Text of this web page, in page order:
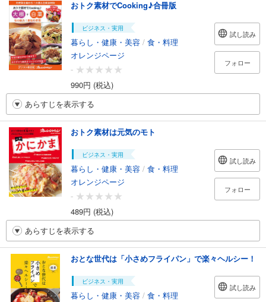
おトク素材でCooking♪合冊版
ビジネス・実用
暮らし・健康・美容 / 食・料理
オレンジページ
-
990円 (税込)
試し読み
フォロー
あらすじを表示する
おトク素材は元気のモト
ビジネス・実用
暮らし・健康・美容 / 食・料理
オレンジページ
-
489円 (税込)
試し読み
フォロー
あらすじを表示する
おとな世代は「小さめフライパン」で楽々ヘルシー！
ビジネス・実用
暮らし・健康・美容 / 食・料理
試し読み